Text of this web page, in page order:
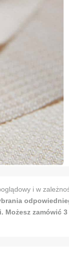
i w
Możesz zamówić 3